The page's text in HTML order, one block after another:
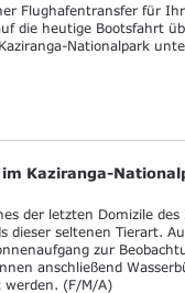
Flughafentransfer für
die heutige Bootsfahrt
Nationalpark
Kaziranga-
der letzten Domizile
dieser seltenen Tierart.
zur
anschließend
werden. (F/M/A)